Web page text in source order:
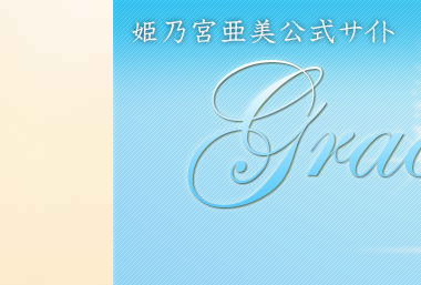
姫乃宮亜美公式サイト～Grace Fountain～
グレースファウンテン